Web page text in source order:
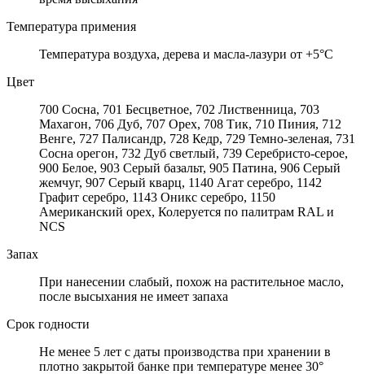
Температура примения
Температура воздуха, дерева и масла-лазури от +5°C
Цвет
700 Сосна, 701 Бесцветное, 702 Лиственница, 703
Махагон, 706 Дуб, 707 Орех, 708 Тик, 710 Пиния, 712
Венге, 727 Палисандр, 728 Кедр, 729 Темно-зеленая, 731
Сосна орегон, 732 Дуб светлый, 739 Серебристо-серое,
900 Белое, 903 Серый базальт, 905 Патина, 906 Серый
жемчуг, 907 Серый кварц, 1140 Агат серебро, 1142
Графит серебро, 1143 Оникс серебро, 1150
Американский орех, Колеруется по палитрам RAL и
NCS
Запах
При нанесении слабый, похож на растительное масло,
после высыхания не имеет запаха
Срок годности
Не менее 5 лет с даты производства при хранении в
плотно закрытой банке при температуре менее 30°